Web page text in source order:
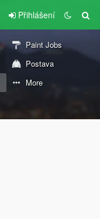
Přihlášení
Paint Jobs
Postava
More